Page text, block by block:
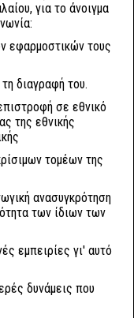
για το άνοιγμα
εφαρμοστικών τους
διαγραφή του.
σε εθνικό
της εθνικής
τομέων της
ανασυγκρότηση
των ίδιων των
εμπειρίες γι' αυτό
δυνάμεις που